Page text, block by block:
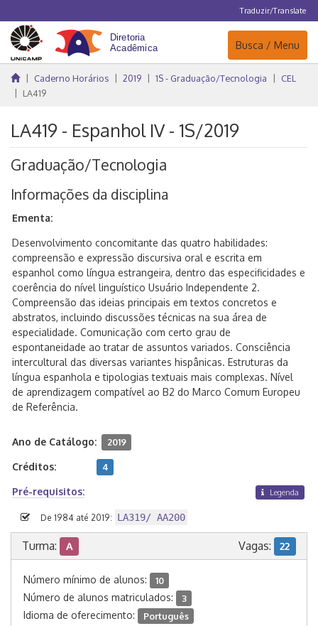
Traduzir/Translate
Navegação
Busca / Menu
Caderno Horários 2019 1S - Graduação/Tecnologia
CEL
LA419
LA419 - Espanhol IV - 1S/2019
Graduação/Tecnologia
Informações da disciplina
Ementa:
Desenvolvimento concomitante das quatro habilidades:
compreensão e expressão discursiva oral e escrita em
espanhol como língua estrangeira, dentro das especificidades e
coerência do nível linguístico Usuário Independente 2.
Compreensão das ideias principais em textos concretos e
abstratos, incluindo discussões técnicas na sua área de
especialidade. Comunicação com certo grau de
espontaneidade ao tratar de assuntos variados. Consciência
intercultural das diversas variantes hispânicas. Estruturas da
língua espanhola e tipologias textuais mais complexas. Nível
de aprendizagem compatível ao B2 do Marco Comum Europeu
de Referência.
Ano de Catálogo: 2019
Créditos: 4
Pré-requisitos: Legenda
De 1984 até 2019: LA319/ AA200
Turma: A Vagas: 22
Número mínimo de alunos: 10
Número de alunos matriculados: 3
Idioma de oferecimento: Português